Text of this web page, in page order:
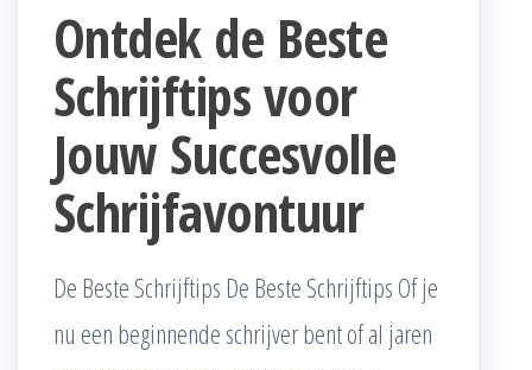
Ontdek de Beste
Schrijftips voor
Jouw Succesvolle
Schrijfavontuur
De Beste Schrijftips De Beste Schrijftips Of je
nu een beginnende schrijver bent of al jaren